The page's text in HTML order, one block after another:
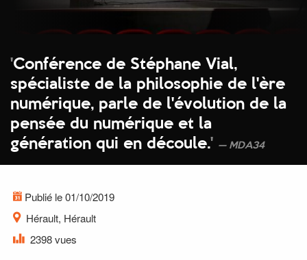
'Conférence de Stéphane Vial,
spécialiste de la philosophie de l'ère
numérique, parle de l'évolution de la
pensée du numérique et la
génération qui en découle.' MDA34
Publié le 01/10/2019
Hérault, Hérault
2398 vues